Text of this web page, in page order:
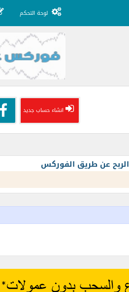
لوحة التحكم
انشاء حساب جديد
الربح عن طريق الفوركس